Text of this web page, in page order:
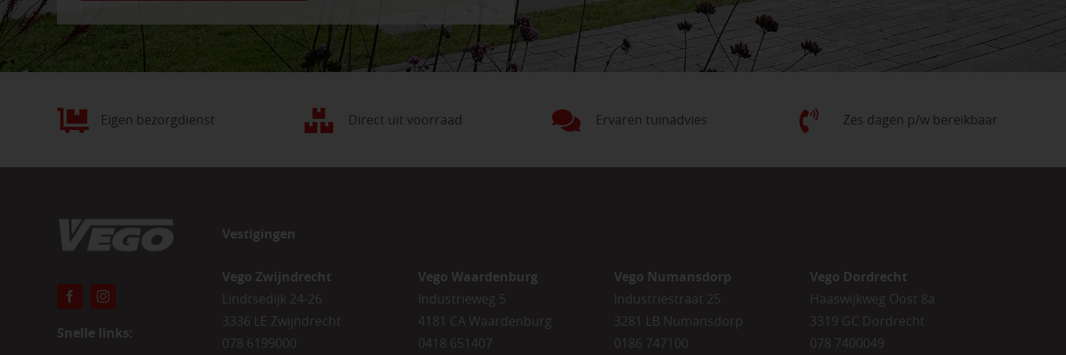
Eigen bezorgdienst Direct uit voorraad Ervaren tuinadvies Zes dagen p/w bereikbaar
Snelle links:
Vestigingen
Vego Zwijndrecht
Lindtsedijk 24-26
3336 LE Zwijndrecht
078 6199000
Vego Waardenburg
Industrieweg 5
4181 CA Waardenburg
0418 651407
Vego Numansdorp
Industriestraat 25
3281 LB Numansdorp
0186 747100
Vego Dordrecht
Haaswijkweg Oost 8a
3319 GC Dordrecht
078 7400049